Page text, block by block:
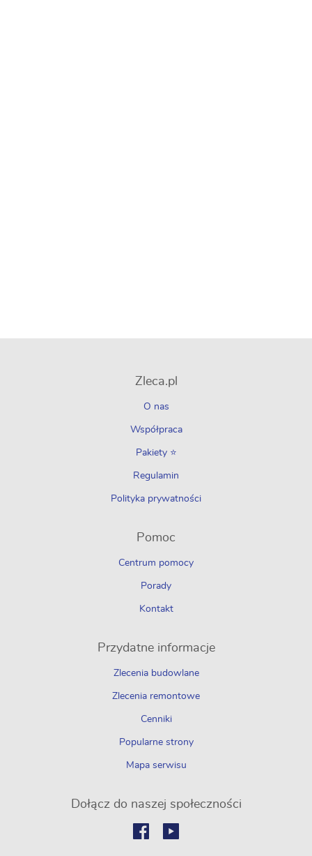
Zleca.pl
O nas
Współpraca
Pakiety ⭐
Regulamin
Polityka prywatności
Pomoc
Centrum pomocy
Porady
Kontakt
Przydatne informacje
Zlecenia budowlane
Zlecenia remontowe
Cenniki
Popularne strony
Mapa serwisu
Dołącz do naszej społeczności